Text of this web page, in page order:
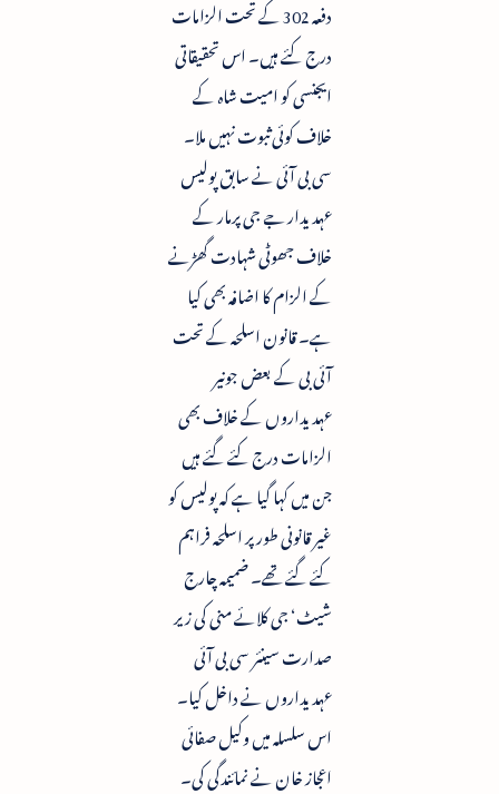
دفعہ 302 کے تحت الزامات
درج کئے ہیں۔ اس تحقیقاتی
ایجنسی کو امیت شاہ کے
خلاف کوئی ثبوت نہیں ملا۔
سی بی آئی نے سابق پولیس
عہدیدار جے جی پرمار کے
خلاف جھوٹی شہادت گھڑنے
کے الزام کا اضافہ بھی کیا
ہے۔ قانون اسلحہ کے تحت
آئی بی کے بعض جونیر
عہدیداروں کے خلاف بھی
الزامات درج کئے گئے ہیں
جن میں کہا گیا ہے کہ پولیس کو
غیر قانونی طورپر اسلحہ فراہم
کئے گئے تھے۔ ضمیمہ چارج
شیٹ‘ جی کلائے منی کی زیر
صدارت سینئر سی بی آئی
عہدیداروں نے داخل کیا۔
اس سلسلہ میں وکیل صفائی
اعجاز خان نے نمائندگی کی۔